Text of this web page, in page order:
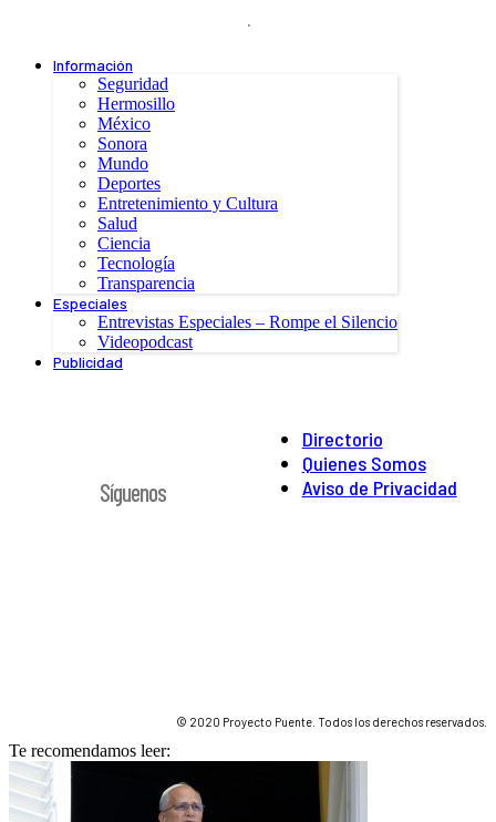
.
Información
Seguridad
Hermosillo
México
Sonora
Mundo
Deportes
Entretenimiento y Cultura
Salud
Ciencia
Tecnología
Transparencia
Especiales
Entrevistas Especiales – Rompe el Silencio
Videopodcast
Publicidad
Directorio
Quienes Somos
Aviso de Privacidad
Síguenos
© 2020 Proyecto Puente. Todos los derechos reservados.
Te recomendamos leer: